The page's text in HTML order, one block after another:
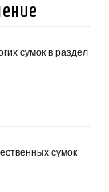
сумок в раздел
сумок